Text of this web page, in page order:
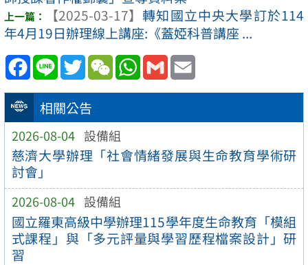
相關公告
2026-08-04 設備組
慈濟大學辦理「社會情緒發展與生命教育學術研
討會」
2026-08-04 設備組
國立羅東高級中學辦理115學年度生命教育「模組
式課程」與「多元評量與學習歷程檔案設計」研
習
【2025-03-17】 轉知國立中央大學訂於114
年4月19日辦理線上講座:《蓋婭科普講座 ...
Facebook
Line TwitterWeChatWhatsApp
Gmail